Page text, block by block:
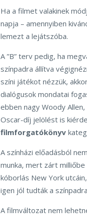
Ha a filmet valakinek
napja – amennyiben
lemezt a lejátszóba.
A ”B” terv pedig, ha
színpadra állítva
színi játékot nézzük,
dialógusok mondatai
ebben nagy Woody
Oscar-díj jelölést is
filmforgatókönyv
A színházi előadásból
munka, mert zárt
kóborlás New York
igen jól tudták a
A filmváltozat nem